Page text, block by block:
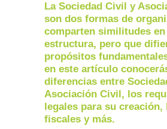
La Sociedad Civil y
son dos formas de
comparten similitudes
estructura, pero que
propósitos
en este artículo
diferencias entre
Asociación Civil, los
legales para su creación,
fiscales y más.